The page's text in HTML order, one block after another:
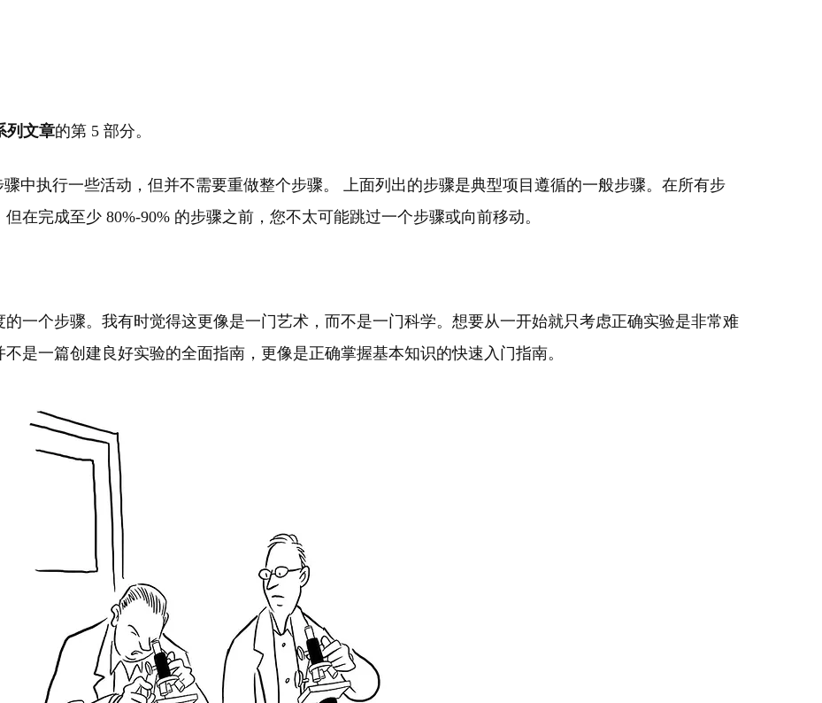
列文章的第 5 部分。
中执行一些活动，但并不需要重做整个步骤。 上面列出的步骤是典型项目遵循的一般步骤。在所有步
在完成至少 80%-90% 的步骤之前，您不太可能跳过一个步骤或向前移动。
一个步骤。我有时觉得这更像是一门艺术，而不是一门科学。想要从一开始就只考虑正确实验是非常难
是一篇创建良好实验的全面指南，更像是正确掌握基本知识的快速入门指南。